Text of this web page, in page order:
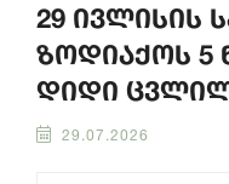
29 ივლისის
ზოდიაქოს 5
დიდი
29.07.2026